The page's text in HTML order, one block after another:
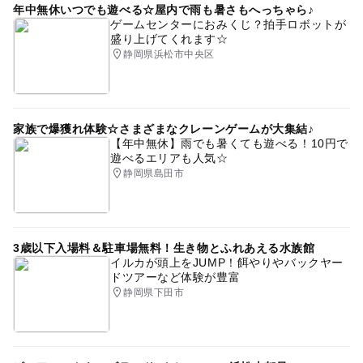
年中無休いつでも遊べる☆屋内で雨も暑さもへっちゃら♪
ゲームセンターにおみくじ？拍手ロボットが
盛り上げてくれます☆
静岡県浜松市中央区
家族で爆獲れ体験☆さまざまなクレーンゲームが大集結♪
【年中無休】雨でも暑くても遊べる！10円で
遊べるエリアも人気☆
静岡県島田市
3歳以下入場料＆駐車場無料！生き物とふれあえる水族館
イルカが頭上をJUMP！餌やりやバックヤー
ドツアーなど体験が豊富
静岡県下田市